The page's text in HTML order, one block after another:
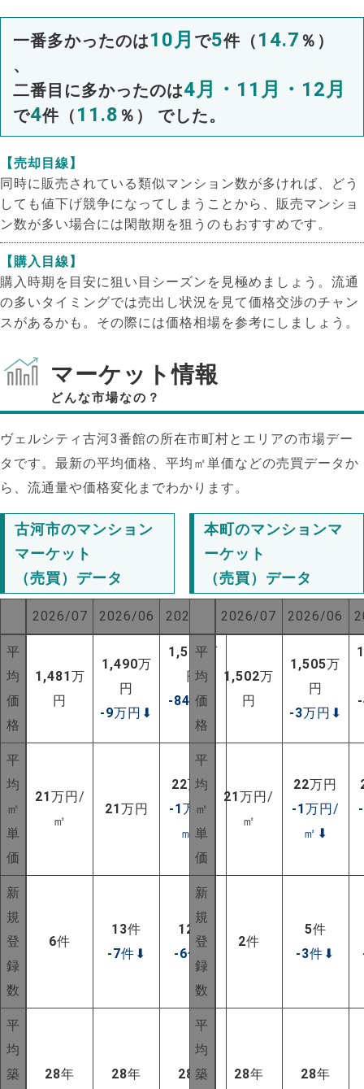
一番多かったのは10月 で5件（ 14.7 ％）
、
二番目に多かったのは4月・11月・12月
で4件（ 11.8 ％） でした。
【売却目線】
同時に販売されている類似マンション数が多ければ、どう
しても値下げ競争になってしまうことから、販売マンショ
ン数が多い場合には閑散期を狙うのもおすすめです。
【購入目線】
購入時期を目安に狙い目シーズンを見極めましょう。流通
の多いタイミングでは売出し状況を見て価格交渉のチャン
スがあるかも。その際には価格相場を参考にしましょう。
マーケット情報
どんな市場なの？
ヴェルシティ古河3番館の所在市町村とエリアの市場デー
タです。最新の平均価格、平均㎡単価などの売買データか
ら、流通量や価格変化までわかります。
古河市のマンション
マーケット
（売買）データ
2026/07 2026/06 2025/07
平
均
価
格
1,481万
円
1,490万
円
-9万円 ⬇
1,565万
円
-84 万円
⬇
平
均
㎡
単
価
21万円/
㎡
21万円
22万円
-1万円/
㎡ ⬇
新
規
登
録
数
6件
13件
-7件 ⬇
12
件
-6件
平
均
築
28年 28年 28 年
本町のマンションマ
ーケット
（売買）データ
2026/07 2026/06
平
均
価
格
1,502万
円
1,505万
円
-3万円 ⬇
平
均
㎡
単
価
21万円/
㎡
22万円
-1万円/
㎡ ⬇
新
規
登
録
数
2件
5件
-3件 ⬇
平
均
築
28年 28年